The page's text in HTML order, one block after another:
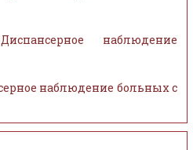
наблюдение
наблюдение больных с